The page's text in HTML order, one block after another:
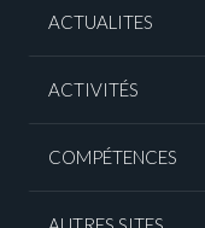
ACTUALITES
ACTIVITÉS
COMPÉTENCES